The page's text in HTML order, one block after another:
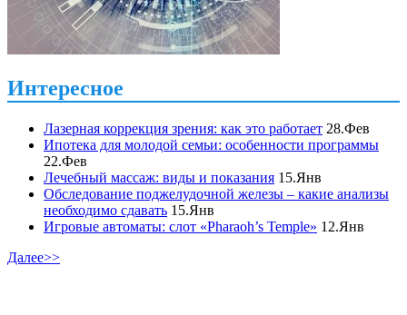
Интересное
Лазерная коррекция зрения: как это работает 28.Фев
Ипотека для молодой семьи: особенности программы
22.Фев
Лечебный массаж: виды и показания 15.Янв
Обследование поджелудочной железы – какие анализы
необходимо сдавать 15.Янв
Игровые автоматы: слот «Pharaoh’s Temple» 12.Янв
Далее>>